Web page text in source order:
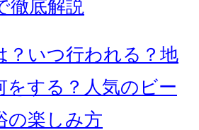
徹底解説
？いつ行われる？地
をする？人気のビー
の楽しみ方